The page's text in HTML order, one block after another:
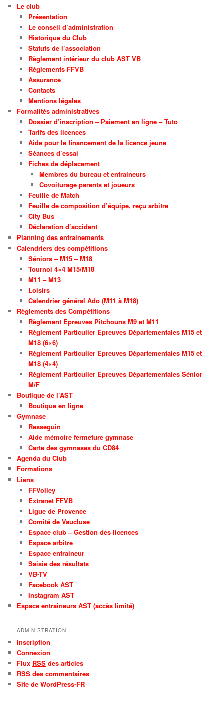
Le club
Présentation
Le conseil d’administration
Historique du Club
Statuts de l’association
Règlement intérieur du club AST VB
Règlements FFVB
Assurance
Contacts
Mentions légales
Formalités administratives
Dossier d’inscription – Paiement en ligne – Tuto
Tarifs des licences
Aide pour le financement de la licence jeune
Séances d’essai
Fiches de déplacement
Membres du bureau et entraineurs
Covoiturage parents et joueurs
Feuille de Match
Feuille de composition d’équipe, reçu arbitre
City Bus
Déclaration d’accident
Planning des entrainements
Calendriers des compétitions
Séniors – M15 – M18
Tournoi 4×4 M15/M18
M11 – M13
Loisirs
Calendrier général Ado (M11 à M18)
Règlements des Compétitions
Règlement Epreuves Pitchouns M9 et M11
Règlement Particulier Epreuves Départementales M15 et
M18 (6×6)
Règlement Particulier Epreuves Départementales M15 et
M18 (4×4)
Règlement Particulier Epreuves Départementales Sénior
M/F
Boutique de l’AST
Boutique en ligne
Gymnase
Resseguin
Aide mémoire fermeture gymnase
Carte des gymnases du CD84
Agenda du Club
Formations
Liens
FFVolley
Extranet FFVB
Ligue de Provence
Comité de Vaucluse
Espace club – Gestion des licences
Espace arbitre
Espace entraineur
Saisie des résultats
VB-TV
Facebook AST
Instagram AST
Espace entraineurs AST (accès limité)
ADMINISTRATION
Inscription
Connexion
Flux RSS des articles
RSS des commentaires
Site de WordPress-FR